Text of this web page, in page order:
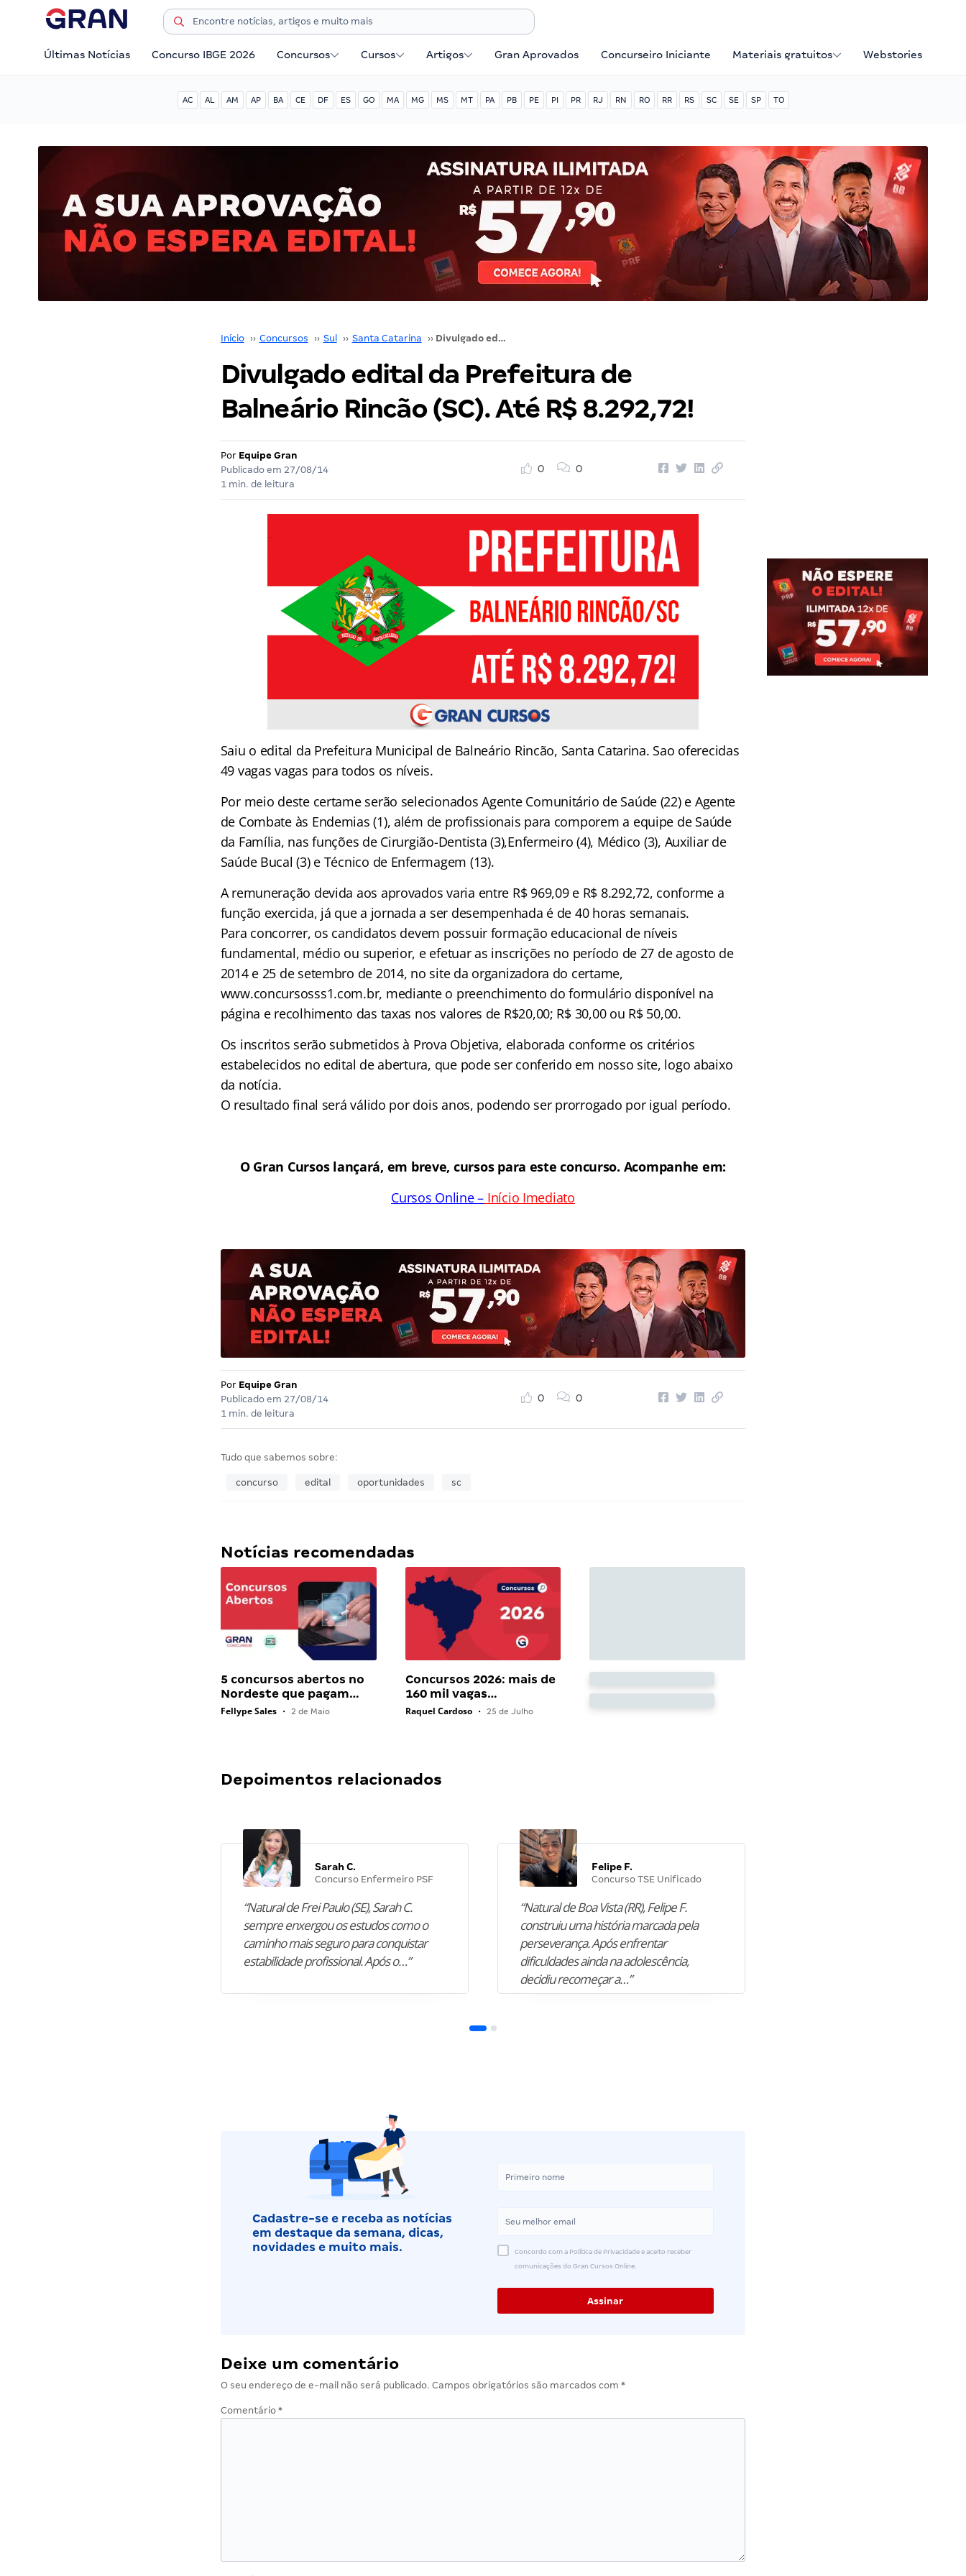
Últimas Notícias Concurso IBGE 2026 Concursos Cursos Artigos Gran Aprovados Concurseiro Iniciante Materiais gratuitos Webstories
AC AL AM AP BA CE DF ES GO MA MG MS MT PA PB PE PI PR RJ RN RO RR RS SC SE SP TO
Início ›› Concursos ›› Sul ›› Santa Catarina ›› Divulgado edital da Prefeitura de Balneário Rincão (SC). Até R$ 8.292,72!
Divulgado edital da Prefeitura de
Balneário Rincão (SC). Até R$ 8.292,72!
Por Equipe Gran
Publicado em 27/08/14
1 min. de leitura
0 0
Saiu o edital da Prefeitura Municipal de Balneário Rincão, Santa Catarina. Sao oferecidas
49 vagas vagas para todos os níveis.
Por meio deste certame serão selecionados Agente Comunitário de Saúde (22) e Agente
de Combate às Endemias (1), além de profissionais para comporem a equipe de Saúde
da Família, nas funções de Cirurgião-Dentista (3),Enfermeiro (4), Médico (3), Auxiliar de
Saúde Bucal (3) e Técnico de Enfermagem (13).
A remuneração devida aos aprovados varia entre R$ 969,09 e R$ 8.292,72, conforme a
função exercida, já que a jornada a ser desempenhada é de 40 horas semanais.
Para concorrer, os candidatos devem possuir formação educacional de níveis
fundamental, médio ou superior, e efetuar as inscrições no período de 27 de agosto de
2014 e 25 de setembro de 2014, no site da organizadora do certame,
www.concursosss1.com.br, mediante o preenchimento do formulário disponível na
página e recolhimento das taxas nos valores de R$20,00; R$ 30,00 ou R$ 50,00.
Os inscritos serão submetidos à Prova Objetiva, elaborada conforme os critérios
estabelecidos no edital de abertura, que pode ser conferido em nosso site, logo abaixo
da notícia.
O resultado final será válido por dois anos, podendo ser prorrogado por igual período.
O Gran Cursos lançará, em breve, cursos para este concurso. Acompanhe em:
Cursos Online – Início Imediato
Por Equipe Gran
Publicado em 27/08/14
1 min. de leitura
0 0
Tudo que sabemos sobre:
concurso edital oportunidades sc
Notícias recomendadas
5 concursos abertos no
Nordeste que pagam…
Fellype Sales • 2 de Maio
Concursos 2026: mais de
160 mil vagas…
Raquel Cardoso • 25 de Julho
Depoimentos relacionados
Sarah C.
Concurso Enfermeiro PSF
“Natural de Frei Paulo (SE), Sarah C.
sempre enxergou os estudos como o
caminho mais seguro para conquistar
estabilidade profissional. Após o…”
Felipe F.
Concurso TSE Unificado
“Natural de Boa Vista (RR), Felipe F.
construiu uma história marcada pela
perseverança. Após enfrentar
dificuldades ainda na adolescência,
decidiu recomeçar a…”
Cadastre-se e receba as notícias
em destaque da semana, dicas,
novidades e muito mais.
Concordo com a Política de Privacidade e aceito receber
comunicações do Gran Cursos Online.
Deixe um comentário
O seu endereço de e-mail não será publicado. Campos obrigatórios são marcados com *
Comentário *